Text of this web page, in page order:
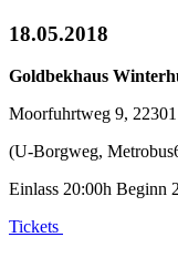
18.05.2018
Goldbekhaus
Moorfuhrtweg 9,
(U-Borgweg,
Einlass 20:00h Beginn
Tickets